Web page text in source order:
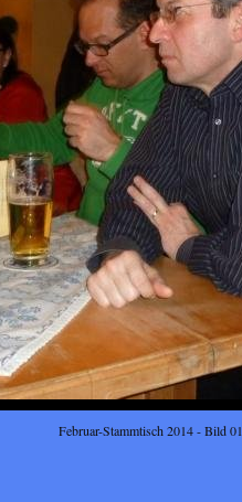
Februar-Stammtisch 2014 - Bild 01